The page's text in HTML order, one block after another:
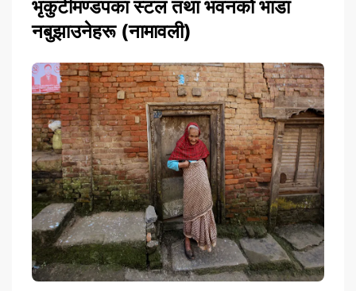
भृकुटीमण्डपका स्टल तथा भवनको भाडा
नबुझाउनेहरू (नामावली)